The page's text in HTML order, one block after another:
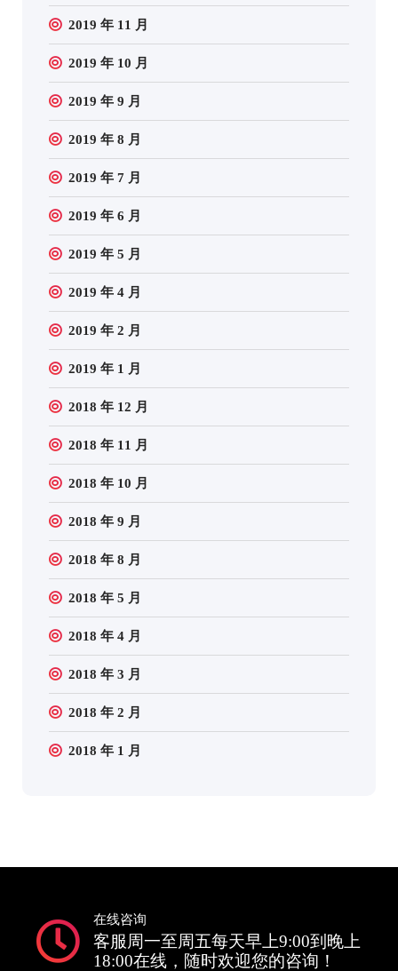
2019 年 11 月
2019 年 10 月
2019 年 9 月
2019 年 8 月
2019 年 7 月
2019 年 6 月
2019 年 5 月
2019 年 4 月
2019 年 2 月
2019 年 1 月
2018 年 12 月
2018 年 11 月
2018 年 10 月
2018 年 9 月
2018 年 8 月
2018 年 5 月
2018 年 4 月
2018 年 3 月
2018 年 2 月
2018 年 1 月
在线咨询
客服周一至周五每天早上9:00到晚上
18:00在线，随时欢迎您的咨询！